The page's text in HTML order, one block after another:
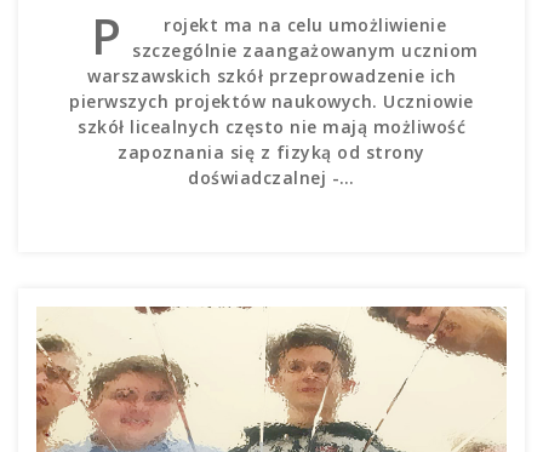
P
rojekt ma na celu umożliwienie
szczególnie zaangażowanym uczniom
warszawskich szkół przeprowadzenie ich
pierwszych projektów naukowych. Uczniowie
szkół licealnych często nie mają możliwość
zapoznania się z fizyką od strony
doświadczalnej -…